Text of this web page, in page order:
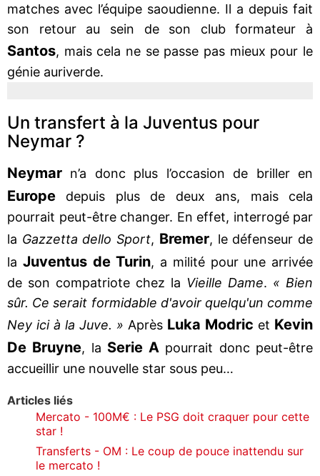
matches avec l’équipe saoudienne. Il a depuis fait
son retour au sein de son club formateur à
Santos, mais cela ne se passe pas mieux pour le
génie auriverde.
Un transfert à la Juventus pour
Neymar ?
Neymar n’a donc plus l’occasion de briller en
Europe depuis plus de deux ans, mais cela
pourrait peut-être changer. En effet, interrogé par
la Gazzetta dello Sport, Bremer, le défenseur de
la Juventus de Turin, a milité pour une arrivée
de son compatriote chez la Vieille Dame. « Bien
sûr. Ce serait formidable d'avoir quelqu'un comme
Ney ici à la Juve. » Après Luka Modric et Kevin
De Bruyne, la Serie A pourrait donc peut-être
accueillir une nouvelle star sous peu…
Articles liés
Mercato - 100M€ : Le PSG doit craquer pour cette
star !
Transferts - OM : Le coup de pouce inattendu sur
le mercato !